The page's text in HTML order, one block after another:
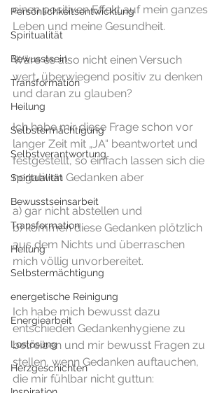
Persönlichkeitsentwicklung
Spiritualität
Bewusstsein
Transformation
Heilung
Selbstermächtigung
Selbstverantwortung
Spiritualität
Bewusstseinsarbeit
Transformation
Heilung
Selbstermächtigung
energetische Reinigung
Energiearbeit
Loslösung
Herzgeschichten
einen positiven Effekt auf mein ganzes
Leben und meine Gesundheit.
Wäre es also nicht einen Versuch
wert, überwiegend positiv zu denken
und daran zu glauben?
Ich habe mir diese Frage schon vor
langer Zeit mit „JA“ beantwortet und
festgestellt, so einfach lassen sich die
negativen Gedanken aber
a) gar nicht abstellen und
b) kommen diese Gedanken plötzlich
aus dem Nichts und überraschen
mich völlig unvorbereitet.
Ich habe mich bewusst dazu
entschieden Gedankenhygiene zu
betreiben und mir bewusst Fragen zu
stellen, wenn Gedanken auftauchen,
die mir fühlbar nicht guttun: